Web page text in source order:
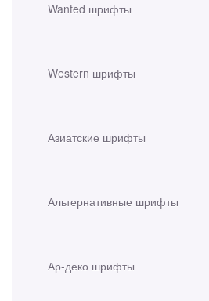
Wanted шрифты
Western шрифты
Азиатские шрифты
Альтернативные шрифты
Ар-деко шрифты